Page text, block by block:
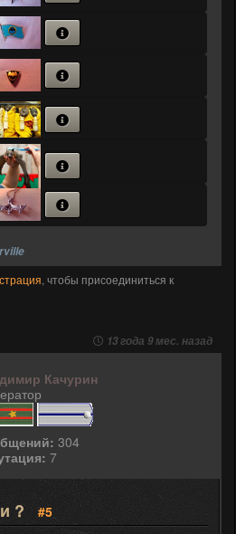
, чтобы присоединиться к
13 года 9 мес. назад
Качурин
304
7
?
#5